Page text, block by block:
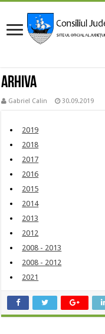
ARHIVA
Gabriel Calin 30.09.2019
2019
2018
2017
2016
2015
2014
2013
2012
2008 - 2013
2008 - 2012
2021